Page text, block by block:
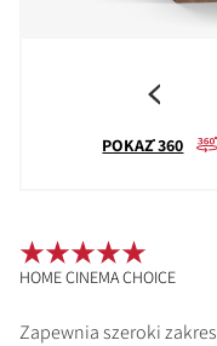
POKAŻ 360
Zapewnia szeroki
HOME CINEMA CHOICE